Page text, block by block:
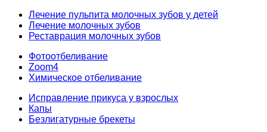
Лечение пульпита молочных зубов у детей
Лечение молочных зубов
Реставрация молочных зубов
Фотоотбеливание
Zoom4
Химическое отбеливание
Исправление прикуса у взрослых
Капы
Безлигатурные брекеты